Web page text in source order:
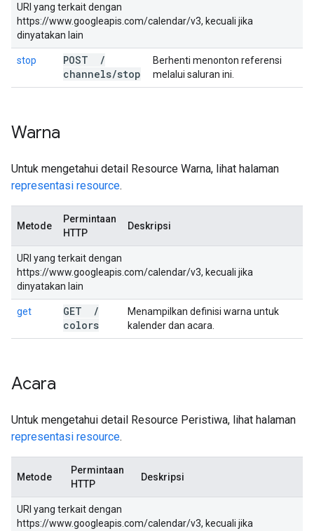
URI yang terkait dengan
https://www.googleapis.com/calendar/v3, kecuali jika
dinyatakan lain
stop POST
/
channels/stop
Berhenti menonton referensi
melalui saluran ini.
Warna
Untuk mengetahui detail Resource Warna, lihat halaman
representasi resource.
Metode
Permintaan
HTTP
Deskripsi
URI yang terkait dengan
https://www.googleapis.com/calendar/v3, kecuali jika
dinyatakan lain
get GET
/
colors
Menampilkan definisi warna untuk
kalender dan acara.
Acara
Untuk mengetahui detail Resource Peristiwa, lihat halaman
representasi resource.
Metode
Permintaan
HTTP
Deskripsi
URI yang terkait dengan
https://www.googleapis.com/calendar/v3, kecuali jika